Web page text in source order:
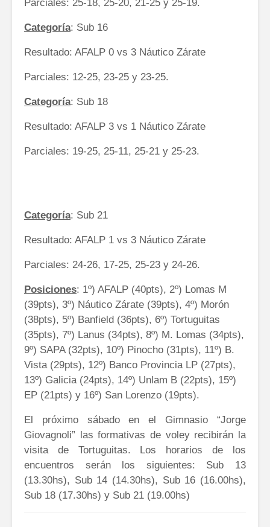
Parciales: 25-18, 25-20, 21-25 y 25-19.
Categoría: Sub 16
Resultado: AFALP 0 vs 3 Náutico Zárate
Parciales: 12-25, 23-25 y 23-25.
Categoría: Sub 18
Resultado: AFALP 3 vs 1 Náutico Zárate
Parciales: 19-25, 25-11, 25-21 y 25-23.
Categoría: Sub 21
Resultado: AFALP 1 vs 3 Náutico Zárate
Parciales: 24-26, 17-25, 25-23 y 24-26.
Posiciones: 1º) AFALP (40pts), 2º) Lomas M
(39pts), 3º) Náutico Zárate (39pts), 4º) Morón
(38pts), 5º) Banfield (36pts), 6º) Tortuguitas
(35pts), 7º) Lanus (34pts), 8º) M. Lomas (34pts),
9º) SAPA (32pts), 10º) Pinocho (31pts), 11º) B.
Vista (29pts), 12º) Banco Provincia LP (27pts),
13º) Galicia (24pts), 14º) Unlam B (22pts), 15º)
EP (21pts) y 16º) San Lorenzo (19pts).
El próximo sábado en el Gimnasio “Jorge
Giovagnoli” las formativas de voley recibirán la
visita de Tortuguitas. Los horarios de los
encuentros serán los siguientes: Sub 13
(13.30hs), Sub 14 (14.30hs), Sub 16 (16.00hs),
Sub 18 (17.30hs) y Sub 21 (19.00hs)